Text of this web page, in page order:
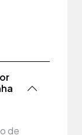
de